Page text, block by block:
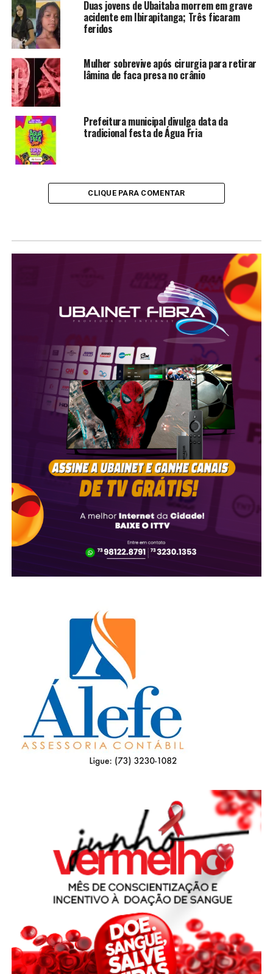
Duas jovens de Ubaitaba morrem em grave
acidente em Ibirapitanga; Três ficaram
feridos
Mulher sobrevive após cirurgia para retirar
lâmina de faca presa no crânio
Prefeitura municipal divulga data da
tradicional festa de Água Fria
CLIQUE PARA COMENTAR